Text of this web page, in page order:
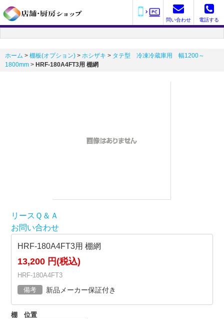
電話する
問い合わせ
ホーム > 棚板(オプション) > ホシザキ > タテ型 冷凍冷蔵庫用 幅1200～
1800mm > HRF-180A4FT3用 棚網
リースＱ＆Ａ
お問い合わせ
HRF-180A4FT3用 棚網
13,200 円(税込)
HRF-180A4FT3
備考
新品メーカー保証付き
棚 位置